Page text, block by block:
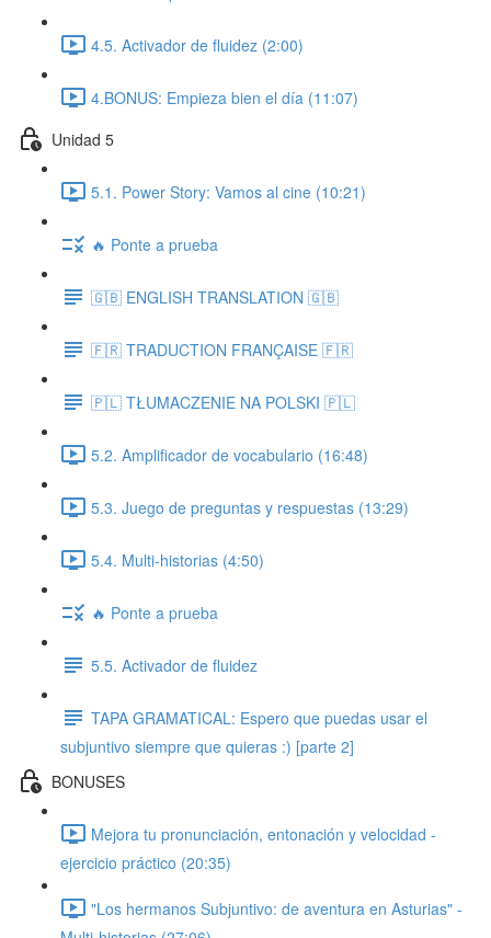
4.5. Activador de fluidez (2:00)
4.BONUS: Empieza bien el día (11:07)
Unidad 5
5.1. Power Story: Vamos al cine (10:21)
🔥 Ponte a prueba
🇬🇧 ENGLISH TRANSLATION 🇬🇧
🇫🇷 TRADUCTION FRANÇAISE 🇫🇷
🇵🇱 TŁUMACZENIE NA POLSKI 🇵🇱
5.2. Amplificador de vocabulario (16:48)
5.3. Juego de preguntas y respuestas (13:29)
5.4. Multi-historias (4:50)
🔥 Ponte a prueba
5.5. Activador de fluidez
TAPA GRAMATICAL: Espero que puedas usar el
subjuntivo siempre que quieras :) [parte 2]
BONUSES
Mejora tu pronunciación, entonación y velocidad -
ejercicio práctico (20:35)
"Los hermanos Subjuntivo: de aventura en Asturias" -